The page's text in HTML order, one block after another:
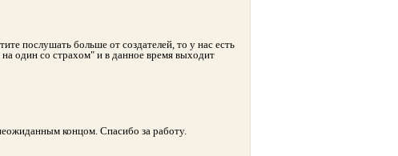
послушать больше от создателей, то у нас есть
один со страхом" и в данное время выходит
концом. Спасибо за работу.